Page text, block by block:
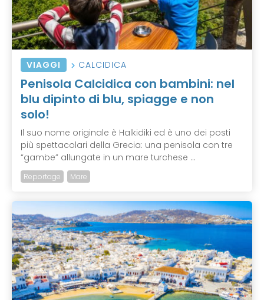
VIAGGI CALCIDICA
Penisola Calcidica con bambini: nel
blu dipinto di blu, spiagge e non
solo!
Il suo nome originale è Halkidiki ed è uno dei posti
più spettacolari della Grecia: una penisola con tre
“gambe” allungate in un mare turchese ...
Reportage Mare